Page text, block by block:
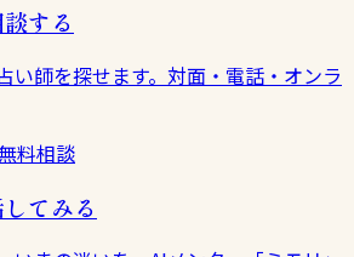
する
い師を探せます。対面・電話・オンラ
料相談
てみる